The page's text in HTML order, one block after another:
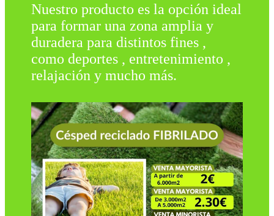
Nuestro producto es la opción ideal
para formar una zona amplia y
duradera para distintos fines ,
como deportes , entretenimiento ,
relajación y mucho más.